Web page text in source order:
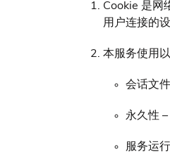
Cookie 是网
用户连接的
本服务使用
会话文
永久性
服务运